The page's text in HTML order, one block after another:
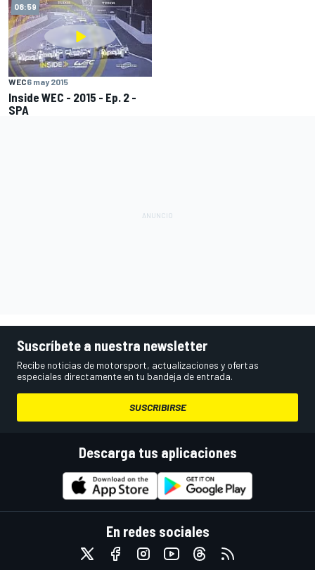
08:59
WEC6 may 2015
Inside WEC - 2015 - Ep. 2 -
SPA
Suscríbete a nuestra newsletter
Recibe noticias de motorsport, actualizaciones y ofertas
especiales directamente en tu bandeja de entrada.
SUSCRIBIRSE
Descarga tus aplicaciones
En redes sociales